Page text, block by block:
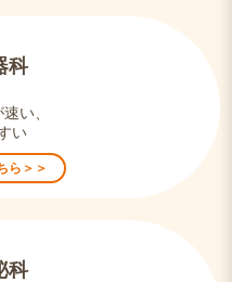
科
い、
い
ら＞＞
科